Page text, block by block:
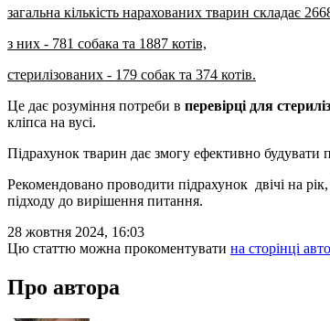
загальна кількість нарахованих тварин складає
з них - 781 собака та 1887 котів,
стерилізованих - 179 собак та 374 котів.
Це дає розуміння потреби в перевірці для
кліпса на вусі.
Підрахунок тварин дає змогу ефективно будувати
Рекомендовано проводити підрахунок двічі на
підходу до вирішення питання.
28 жовтня 2024, 16:03
Цю статтю можна прокоментувати на сторінці
Про автора